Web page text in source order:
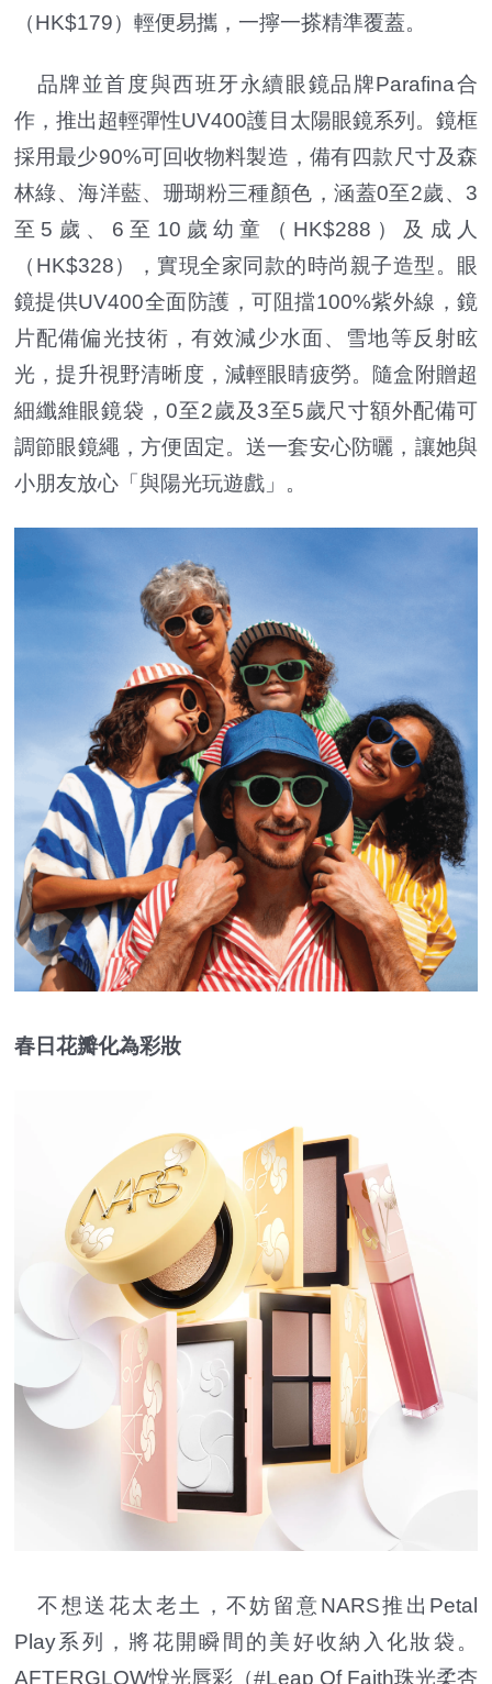
（HK$179）輕便易攜，一擰一搽精準覆蓋。
品牌並首度與西班牙永續眼鏡品牌Parafina合
作，推出超輕彈性UV400護目太陽眼鏡系列。鏡框
採用最少90%可回收物料製造，備有四款尺寸及森
林綠、海洋藍、珊瑚粉三種顏色，涵蓋0至2歲、3
至5歲、6至10歲幼童（HK$288）及成人
（HK$328），實現全家同款的時尚親子造型。眼
鏡提供UV400全面防護，可阻擋100%紫外線，鏡
片配備偏光技術，有效減少水面、雪地等反射眩
光，提升視野清晰度，減輕眼睛疲勞。隨盒附贈超
細纖維眼鏡袋，0至2歲及3至5歲尺寸額外配備可
調節眼鏡繩，方便固定。送一套安心防曬，讓她與
小朋友放心「與陽光玩遊戲」。
春日花瓣化為彩妝
不想送花太老土，不妨留意NARS推出Petal
Play系列，將花開瞬間的美好收納入化妝袋。
AFTERGLOW悅光唇彩（#Leap Of Faith珠光柔杏